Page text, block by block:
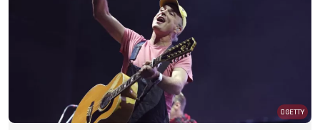
GETTY